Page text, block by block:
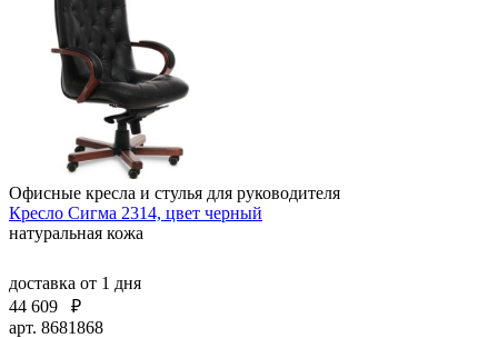
Офисные кресла и стулья для руководителя
Кресло Сигма 2314, цвет черный
натуральная кожа
доставка от 1 дня
44 609
₽
арт. 8681868